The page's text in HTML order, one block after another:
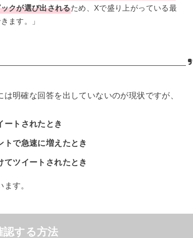
クが選び出されるため、Xで盛り上がっている最
ます。」
明確な回答を出していないのが現状ですが、
ートされたとき
トで急速に増えたとき
てツイートされたとき
す。
する方法